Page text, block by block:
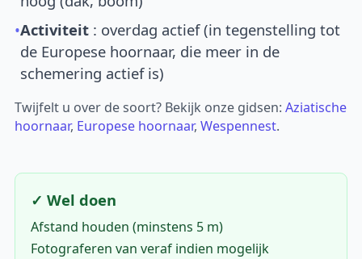
•Activiteit : overdag actief (in tegenstelling tot
de Europese hoornaar, die meer in de
schemering actief is)
Twijfelt u over de soort? Bekijk onze gidsen:Aziatische
hoornaar, Europese hoornaar,Wespennest.
✓ Wel doen
Afstand houden (minstens 5 m)
Fotograferen van veraf indien mogelijk